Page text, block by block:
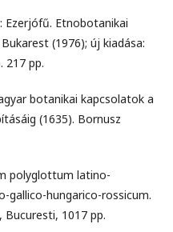
Ezerjófű. Etnobotanikai
(1976); új kiadása:
217 pp.
botanikai kapcsolatok a
(1635). Bornusz
polyglottum latino-
gallico-hungarico-rossicum.
Bucuresti, 1017 pp.